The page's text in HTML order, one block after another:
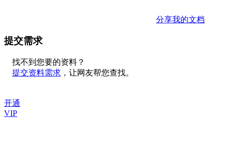
分享我的文档
提交需求
找不到您要的资料？
提交资料需求 ，让网友帮您查找。
开通
VIP